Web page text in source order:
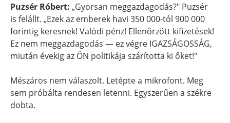
Puzsér Róbert: „Gyorsan meggazdagodás?" Puzsér
is felállt. „Ezek az emberek havi 350 000-tól 900 000
forintig keresnek! Valódi pénz! Ellenőrzött kifizetések!
Ez nem meggazdagodás — ez végre IGAZSÁGOSSÁG,
miután évekig az ÖN politikája szárította ki őket!"
Mészáros nem válaszolt. Letépte a mikrofont. Meg
sem próbálta rendesen letenni. Egyszerűen a székre
dobta.